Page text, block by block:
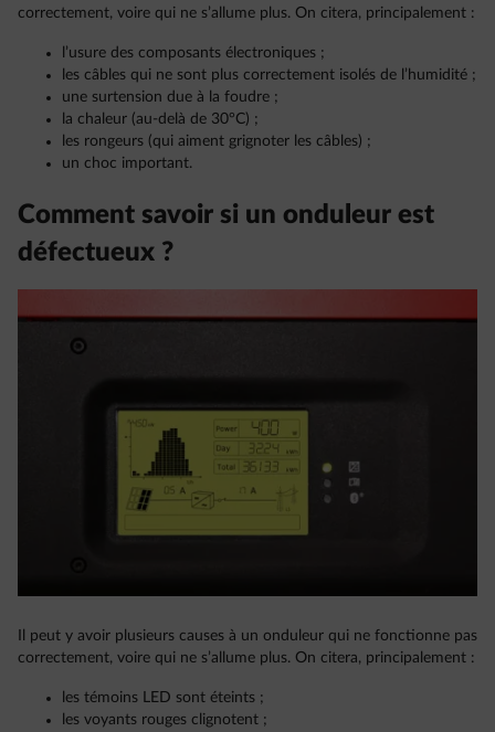
correctement, voire qui ne s’allume plus. On citera, principalement :
l’usure des composants électroniques ;
les câbles qui ne sont plus correctement isolés de l’humidité ;
une surtension due à la foudre ;
la chaleur (au-delà de 30°C) ;
les rongeurs (qui aiment grignoter les câbles) ;
un choc important.
Comment savoir si un onduleur est
défectueux ?
Il peut y avoir plusieurs causes à un onduleur qui ne fonctionne pas
correctement, voire qui ne s’allume plus. On citera, principalement :
les témoins LED sont éteints ;
les voyants rouges clignotent ;